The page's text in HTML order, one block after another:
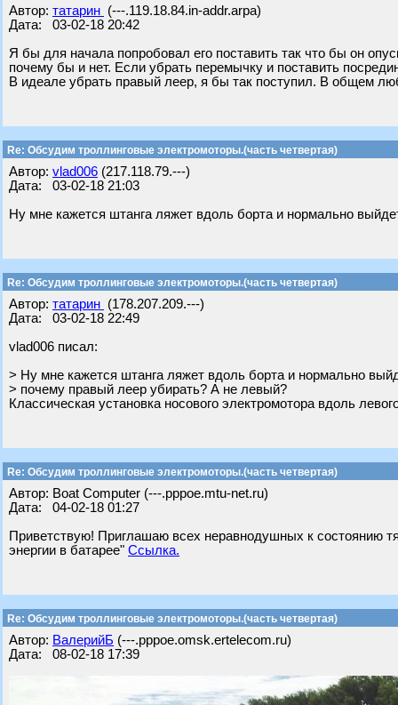
Автор: татарин (---.119.18.84.in-addr.arpa)
Дата: 03-02-18 20:42
Я бы для начала попробовал его поставить так что бы он
почему бы и нет. Если убрать перемычку и поставить
В идеале убрать правый леер, я бы так поступил. В общем
Re: Обсудим троллинговые электромоторы.(часть четвертая)
Автор: vlad006 (217.118.79.---)
Дата: 03-02-18 21:03
Ну мне кажется штанга ляжет вдоль борта и нормально
Re: Обсудим троллинговые электромоторы.(часть четвертая)
Автор: татарин (178.207.209.---)
Дата: 03-02-18 22:49
vlad006 писал:
> Ну мне кажется штанга ляжет вдоль борта и нормально
> почему правый леер убирать? А не левый?
Классическая установка носового электромотора вдоль
Re: Обсудим троллинговые электромоторы.(часть четвертая)
Автор: Boat Computer (---.pppoe.mtu-net.ru)
Дата: 04-02-18 01:27
Приветствую! Приглашаю всех неравнодушных к состоянию
энергии в батарее" Ссылка.
Re: Обсудим троллинговые электромоторы.(часть четвертая)
Автор: ВалерийБ (---.pppoe.omsk.ertelecom.ru)
Дата: 08-02-18 17:39